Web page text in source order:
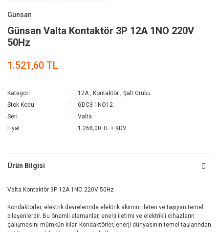
Günsan
Günsan Valta Kontaktör 3P 12A 1NO 220V
50Hz
1.521,60 TL
Kategori 12A , Kontaktör ,Şalt Grubu
Stok Kodu
GDC3-1NO12
Seri
Valta
Fiyat
1.268,00 TL + KDV
Ürün Bilgisi
Valta Kontaktör 3P 12A 1NO 220V 50Hz
Kondaktörler, elektrik devrelerinde elektrik akımını ileten ve taşıyan temel
bileşenlerdir. Bu önemli elemanlar, enerji iletimi ve elektrikli cihazların
çalışmasını mümkün kılar. Kondaktörler, enerji dünyasının temel taşlarından